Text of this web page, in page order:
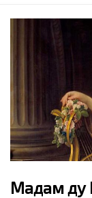
Мадам ду